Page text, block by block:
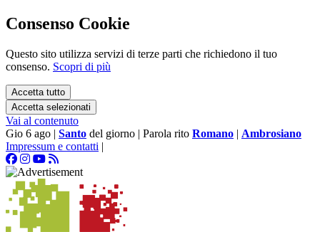
Consenso Cookie
Questo sito utilizza servizi di terze parti che richiedono il tuo
consenso. Scopri di più
Accetta tutto
Accetta selezionati
Vai al contenuto
Gio 6 ago | Santo del giorno | Parola rito Romano | Ambrosiano
Impressum e contatti |